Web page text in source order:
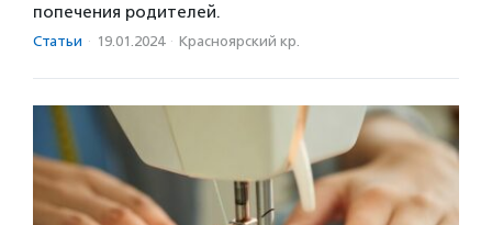
попечения родителей.
Статьи · 19.01.2024 · Красноярский кр.